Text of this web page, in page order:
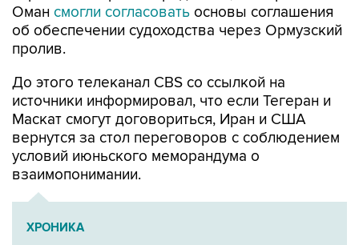
Оман смогли согласовать основы соглашения
об обеспечении судоходства через Ормузский
пролив.
До этого телеканал CBS со ссылкой на
источники информировал, что если Тегеран и
Маскат смогут договориться, Иран и США
вернутся за стол переговоров с соблюдением
условий июньского меморандума о
взаимопонимании.
ХРОНИКА